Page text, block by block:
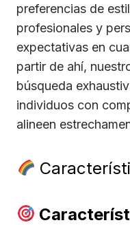
preferencias de
profesionales y
expectativas en
partir de ahí,
búsqueda
individuos con
alineen